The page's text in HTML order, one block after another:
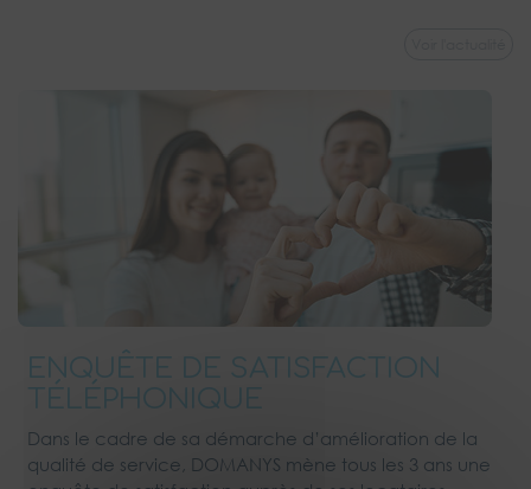
ENQUÊTE DE SATISFACTION
TÉLÉPHONIQUE
Dans le cadre de sa démarche d’amélioration de la
qualité de service, DOMANYS mène tous les 3 ans une